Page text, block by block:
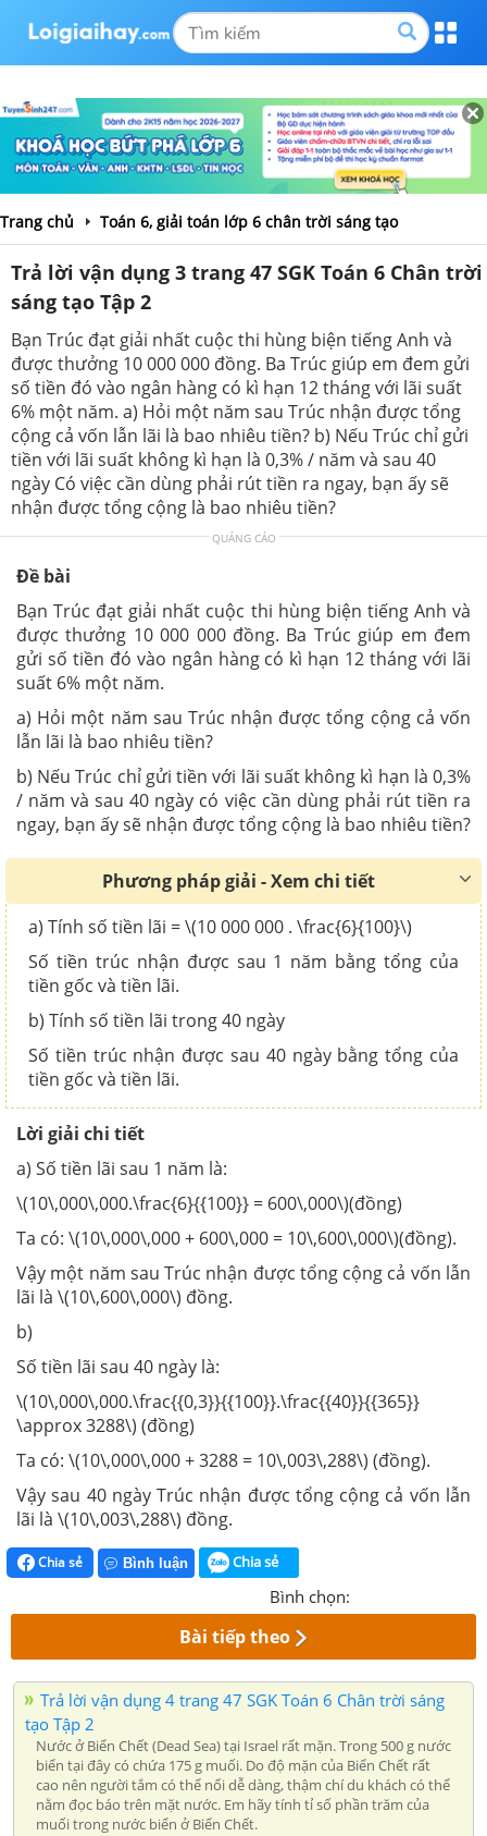
Trang chủ Toán 6, giải toán lớp 6 chân trời sáng tạo
Trả lời vận dụng 3 trang 47 SGK Toán 6 Chân trời
sáng tạo Tập 2
Bạn Trúc đạt giải nhất cuộc thi hùng biện tiếng Anh và
được thưởng 10 000 000 đồng. Ba Trúc giúp em đem gửi
số tiền đó vào ngân hàng có kì hạn 12 tháng với lãi suất
6% một năm. a) Hỏi một năm sau Trúc nhận được tổng
cộng cả vốn lẫn lãi là bao nhiêu tiền? b) Nếu Trúc chỉ gửi
tiền với lãi suất không kì hạn là 0,3% / năm và sau 40
ngày Có việc cần dùng phải rút tiền ra ngay, bạn ấy sẽ
nhận được tổng cộng là bao nhiêu tiền?
QUẢNG CÁO
Đề bài
Bạn Trúc đạt giải nhất cuộc thi hùng biện tiếng Anh và
được thưởng 10 000 000 đồng. Ba Trúc giúp em đem
gửi số tiền đó vào ngân hàng có kì hạn 12 tháng với lãi
suất 6% một năm.
a) Hỏi một năm sau Trúc nhận được tổng cộng cả vốn
lẫn lãi là bao nhiêu tiền?
b) Nếu Trúc chỉ gửi tiền với lãi suất không kì hạn là 0,3%
/ năm và sau 40 ngày có việc cần dùng phải rút tiền ra
ngay, bạn ấy sẽ nhận được tổng cộng là bao nhiêu tiền?
Phương pháp giải - Xem chi tiết
a) Tính số tiền lãi = \(10 000 000 . \frac{6}{100}\)
Số tiền trúc nhận được sau 1 năm bằng tổng của
tiền gốc và tiền lãi.
b) Tính số tiền lãi trong 40 ngày
Số tiền trúc nhận được sau 40 ngày bằng tổng của
tiền gốc và tiền lãi.
Lời giải chi tiết
a) Số tiền lãi sau 1 năm là:
\(10\,000\,000.\frac{6}{{100}} = 600\,000\)(đồng)
Ta có: \(10\,000\,000 + 600\,000 = 10\,600\,000\)(đồng).
Vậy một năm sau Trúc nhận được tổng cộng cả vốn lẫn
lãi là \(10\,600\,000\) đồng.
b)
Số tiền lãi sau 40 ngày là:
\(10\,000\,000.\frac{{0,3}}{{100}}.\frac{{40}}{{365}}
\approx 3288\) (đồng)
Ta có: \(10\,000\,000 + 3288 = 10\,003\,288\) (đồng).
Vậy sau 40 ngày Trúc nhận được tổng cộng cả vốn lẫn
lãi là \(10\,003\,288\) đồng.
Chia sẻ Bình luận Chia sẻ
Bình chọn:
Bài tiếp theo
Trả lời vận dụng 4 trang 47 SGK Toán 6 Chân trời sáng
tạo Tập 2
Nước ở Biển Chết (Dead Sea) tại Israel rất mặn. Trong 500 g nước
biển tại đây có chứa 175 g muối. Do độ mặn của Biển Chết rất
cao nên người tắm có thể nổi dễ dàng, thậm chí du khách có thể
nằm đọc báo trên mặt nước. Em hãy tính tỉ số phần trăm của
muối trong nước biển ở Biển Chết.